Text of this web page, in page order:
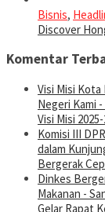
Bisnis,
Discover
Komentar
Visi Misi Kota
Negeri Kami -
Visi Misi
Komisi III
dalam
Bergerak
Dinkes
Makanan -
Gelar Rapat